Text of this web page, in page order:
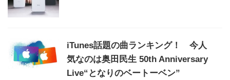
iTunes話題の曲ランキング！ 今人
気なのは奥田民生 50th Anniversary
Live“となりのベートーベン”